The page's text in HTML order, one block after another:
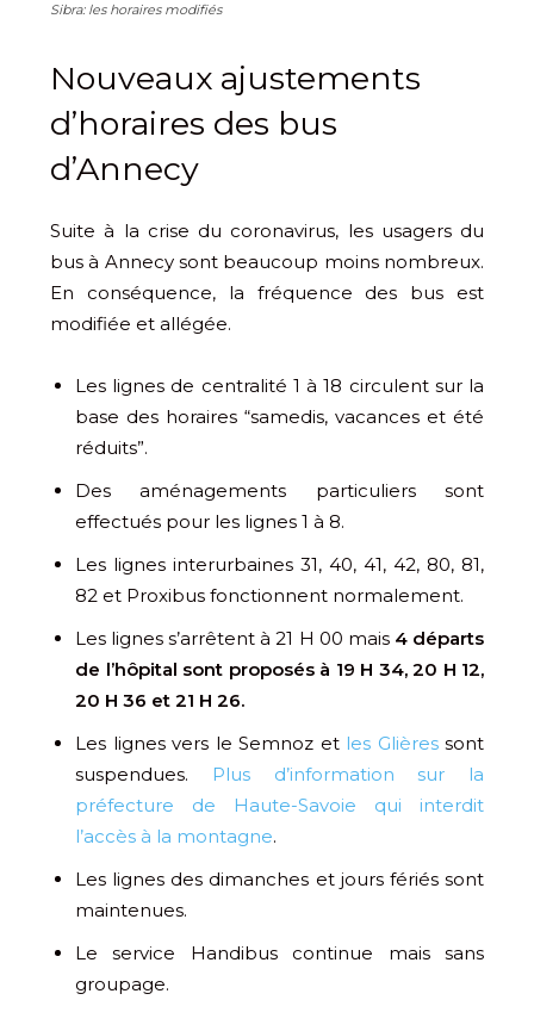
Sibra: les horaires modifiés
Nouveaux ajustements
d’horaires des bus
d’Annecy
Suite à la crise du coronavirus, les usagers du
bus à Annecy sont beaucoup moins nombreux.
En conséquence, la fréquence des bus est
modifiée et allégée.
Les lignes de centralité 1 à 18 circulent sur la
base des horaires “samedis, vacances et été
réduits”.
Des aménagements particuliers sont
effectués pour les lignes 1 à 8.
Les lignes interurbaines 31, 40, 41, 42, 80, 81,
82 et Proxibus fonctionnent normalement.
Les lignes s’arrêtent à 21 H 00 mais 4 départs
de l’hôpital sont proposés à 19 H 34, 20 H 12,
20 H 36 et 21 H 26.
Les lignes vers le Semnoz et les Glièressont
suspendues.
Plus d’information sur la
préfecture de Haute-Savoie qui interdit
l’accès à la montagne.
Les lignes des dimanches et jours fériés sont
maintenues.
Le service Handibus continue mais sans
groupage.